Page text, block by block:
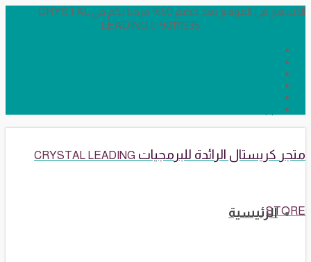
الأسعار في الموقع بعد خصم 50% مرحبا بكم في CRYSTAL
LEADING
90111935
متجر كريستال الرائدة للبرمجيات CRYSTAL LEADING
STOREالرئيسية